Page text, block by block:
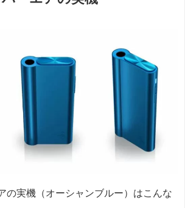
の実機（オーシャンブルー）はこんな